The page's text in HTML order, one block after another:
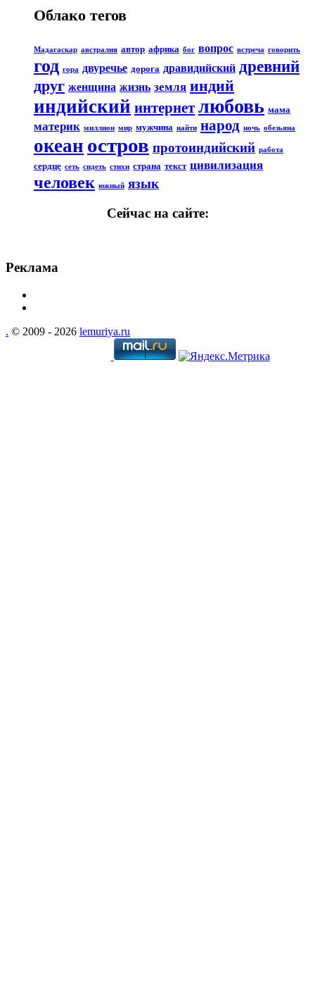
Облако тегов
Мадагаскар австралия автор африка бог вопрос встреча говорить
год гора двуречье дорога дравидийский древний
друг женщина жизнь земля индий
индийский интернет любовь мама
материк миллион мир мужчина найти народ ночь обезьяна
океан остров протоиндийский работа
сердце сеть сидеть стихи страна текст цивилизация
человек южный язык
Сейчас на сайте:
Реклама
. © 2009 - 2026 lemuriya.ru